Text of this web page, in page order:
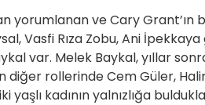
yorumlanan ve Cary
Vasfi Rıza Zobu, Ani
var. Melek Baykal, yıllar
diğer rollerinde Cem Güler,
kadının yalnızlığa